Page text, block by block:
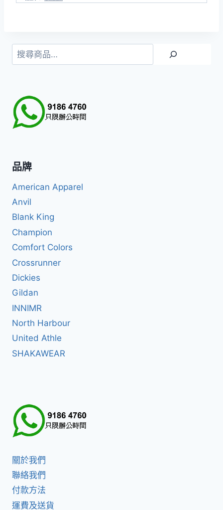
搜
尋
品牌
American Apparel
Anvil
Blank King
Champion
Comfort Colors
Crossrunner
Dickies
Gildan
INNIMR
North Harbour
United Athle
SHAKAWEAR
關於我們
聯絡我們
付款方法
運費及送貨